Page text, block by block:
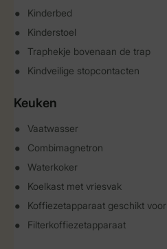
Kinderbed
Kinderstoel
Traphekje bovenaan de trap
Kindveilige stopcontacten
Keuken
Vaatwasser
Combimagnetron
Waterkoker
Koelkast met vriesvak
Koffiezetapparaat geschikt
Filterkoffiezetapparaat